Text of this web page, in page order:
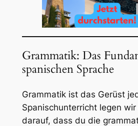
Grammatik: Das
spanischen Sprache
Grammatik ist das Gerüst
Spanischunterricht legen
darauf, dass du die